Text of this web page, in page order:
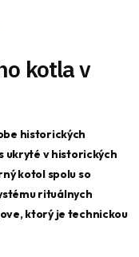
kotla v
historických
ukryté v historických
kotol spolu so
rituálnych
ktorý je technickou